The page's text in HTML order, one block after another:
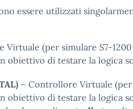
essere utilizzati
Virtuale (per simulare S7-
obiettivo di testare la logica
– Controllore Virtuale
di testare la logica